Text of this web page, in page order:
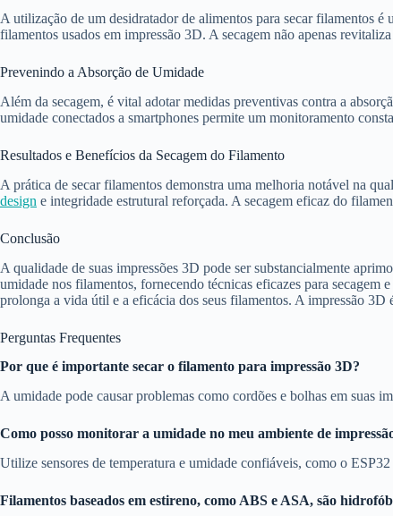
A utilização de um desidratador de alimentos para secar filamentos é
filamentos usados em impressão 3D. A secagem não apenas
Prevenindo a Absorção de Umidade
Além da secagem, é vital adotar medidas preventivas contra a
umidade conectados a smartphones permite um monitoramento
Resultados e Benefícios da Secagem do Filamento
A prática de secar filamentos demonstra uma melhoria notável na
design e integridade estrutural reforçada. A secagem eficaz do
Conclusão
A qualidade de suas impressões 3D pode ser substancialmente
umidade nos filamentos, fornecendo técnicas eficazes para secagem
prolonga a vida útil e a eficácia dos seus filamentos. A impressão
Perguntas Frequentes
Por que é importante secar o filamento para impressão 3D?
A umidade pode causar problemas como cordões e bolhas em suas
Como posso monitorar a umidade no meu ambiente de
Utilize sensores de temperatura e umidade confiáveis, como o
Filamentos baseados em estireno, como ABS e ASA, são